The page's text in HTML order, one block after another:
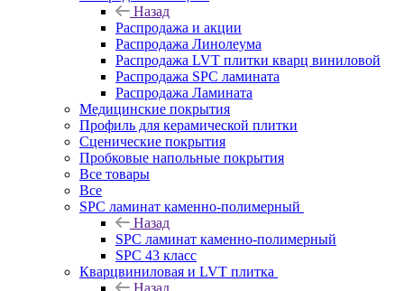
Назад
Распродажа и акции
Распродажа Линолеума
Распродажа LVT плитки кварц виниловой
Распродажа SPC ламината
Распродажа Ламината
Медицинские покрытия
Профиль для керамической плитки
Сценические покрытия
Пробковые напольные покрытия
Все товары
Все
SPC ламинат каменно-полимерный
Назад
SPC ламинат каменно-полимерный
SPC 43 класс
Кварцвиниловая и LVT плитка
Назад